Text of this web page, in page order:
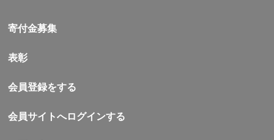
寄付金募集
表彰
会員登録をする
会員サイトへログインする